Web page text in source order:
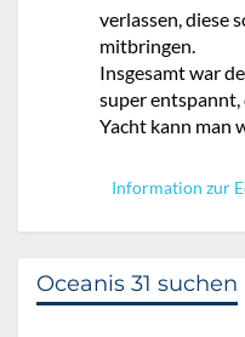
verlassen, diese
mitbringen.
Insgesamt war
super
Yacht kann man
Information zur
Oceanis 31 suchen